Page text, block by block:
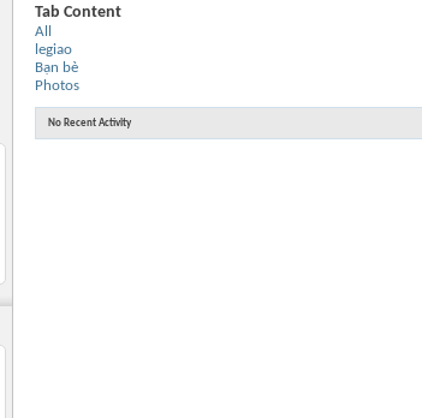
Tab Content
All
legiao
Bạn bè
Photos
No Recent Activity